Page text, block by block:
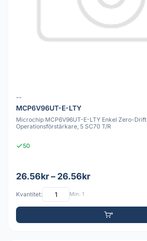
--
MCP6V96UT-E-LTY
Microchip MCP6V96UT-E-LTY Enkel Zero-Drift
Operationsförstärkare, 5 SC70 T/R
50
26.56kr – 26.56kr
Kvantitet: Min: 1